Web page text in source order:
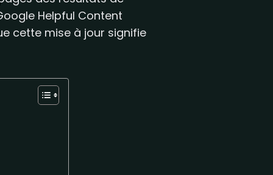
Helpful Content
cette mise à jour signifie